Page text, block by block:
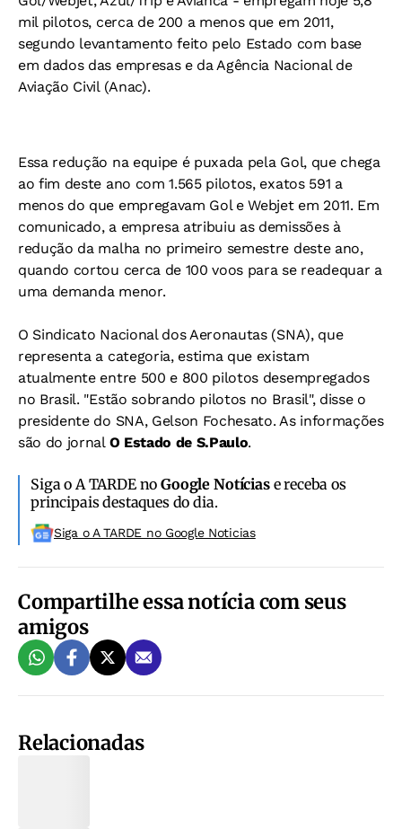
mil pilotos, cerca de 200 a menos que em 2011,
segundo levantamento feito pelo Estado com base
em dados das empresas e da Agência Nacional de
Aviação Civil (Anac).
Essa redução na equipe é puxada pela Gol, que chega
ao fim deste ano com 1.565 pilotos, exatos 591 a
menos do que empregavam Gol e Webjet em 2011. Em
comunicado, a empresa atribuiu as demissões à
redução da malha no primeiro semestre deste ano,
quando cortou cerca de 100 voos para se readequar a
uma demanda menor.
O Sindicato Nacional dos Aeronautas (SNA), que
representa a categoria, estima que existam
atualmente entre 500 e 800 pilotos desempregados
no Brasil. "Estão sobrando pilotos no Brasil", disse o
presidente do SNA, Gelson Fochesato. As informações
são do jornal O Estado de S.Paulo.
Siga o A TARDE noGoogle Notíciase receba os
principais destaques do dia.
Siga o A TARDE no Google Noticias
Compartilhe essa notícia com seus
amigos
Relacionadas